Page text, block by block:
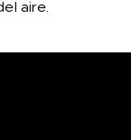
aire.